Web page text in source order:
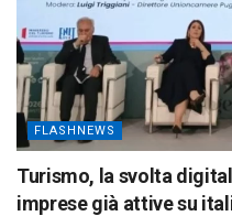
FLASHNEWS
Turismo, la svolta
imprese già attive su